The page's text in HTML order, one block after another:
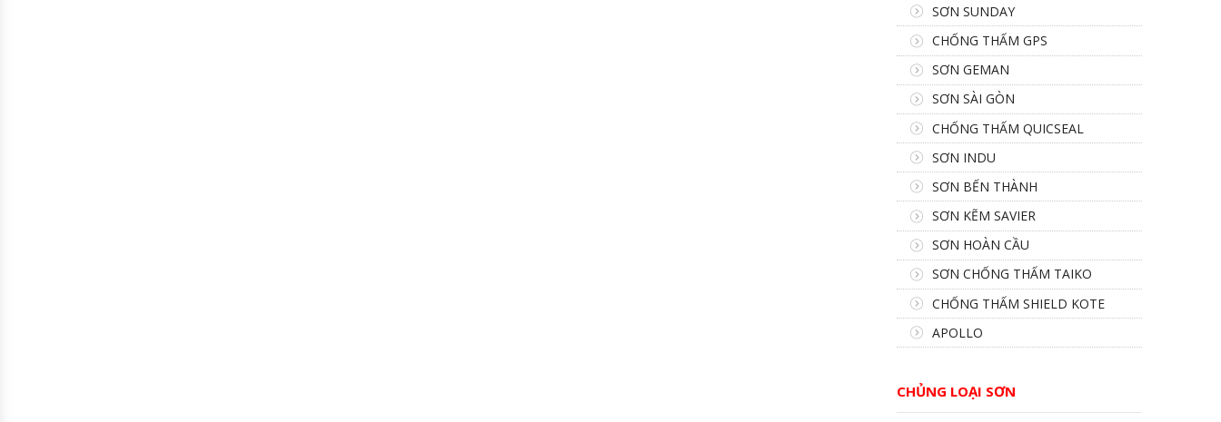
SƠN SUNDAY
CHỐNG THẤM GPS
SƠN GEMAN
SƠN SÀI GÒN
CHỐNG THẤM QUICSEAL
SƠN INDU
SƠN BẾN THÀNH
SƠN KẼM SAVIER
SƠN HOÀN CẦU
SƠN CHỐNG THẤM TAIKO
CHỐNG THẤM SHIELD KOTE
APOLLO
CHỦNG LOẠI SƠN